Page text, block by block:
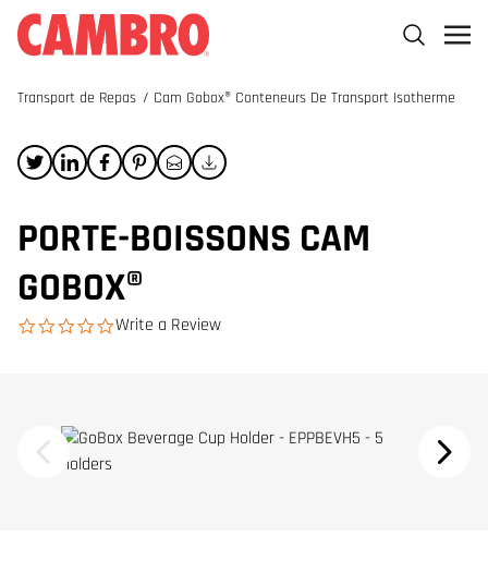
Transport de Repas / Cam Gobox® Conteneurs De Transport Isotherme
PORTE-BOISSONS CAM
GOBOX®
0.0 star rating
Write a Review